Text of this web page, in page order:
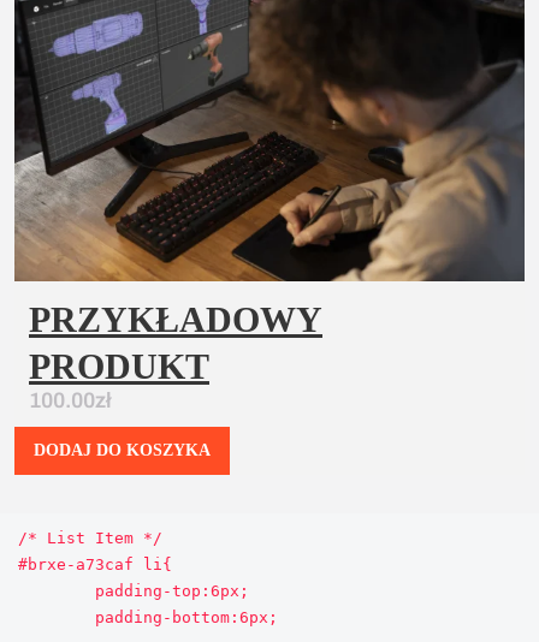
PRZYKŁADOWY
PRODUKT
100.00zł
DODAJ DO KOSZYKA
/* List Item */
#brxe-a73caf li{